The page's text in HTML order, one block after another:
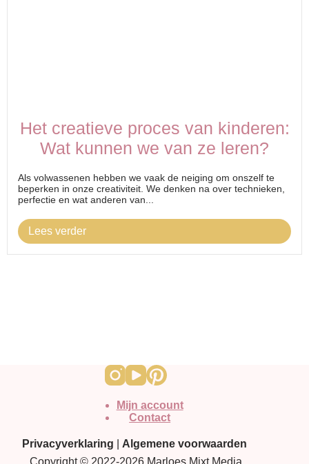
Het creatieve proces van kinderen:
Wat kunnen we van ze leren?
Als volwassenen hebben we vaak de neiging om onszelf te
beperken in onze creativiteit. We denken na over technieken,
perfectie en wat anderen van...
Lees verder
Mijn account
Contact
Privacyverklaring |Algemene voorwaarden